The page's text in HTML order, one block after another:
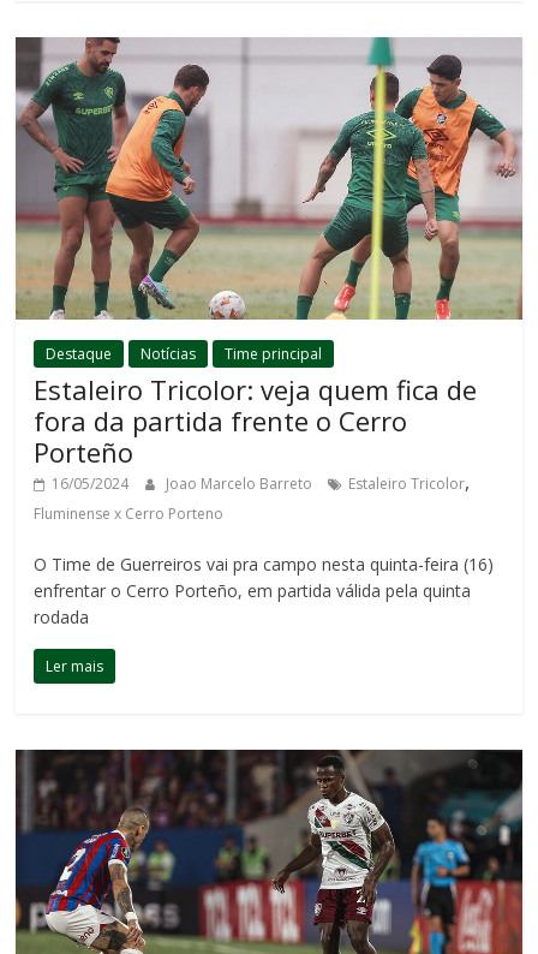
Destaque Notícias Time principal
Estaleiro Tricolor: veja quem fica de
fora da partida frente o Cerro
Porteño
16/05/2024 Joao Marcelo Barreto Estaleiro Tricolor,
Fluminense x Cerro Porteno
O Time de Guerreiros vai pra campo nesta quinta-feira (16)
enfrentar o Cerro Porteño, em partida válida pela quinta
rodada
Ler mais